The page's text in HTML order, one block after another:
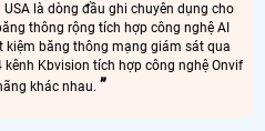
là dòng đầu ghi chuyên dụng cho
thông rộng tích hợp công nghệ AI
kiệm băng thông mạng giám sát qua
Kbvision tích hợp công nghệ Onvif
khác nhau.